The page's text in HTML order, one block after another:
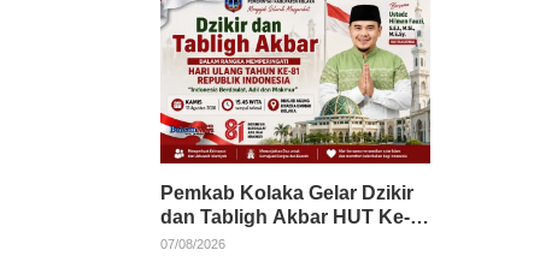
Pemkab Kolaka Gelar Dzikir
dan Tabligh Akbar HUT Ke-
81 RI, Hadirkan Dai Nasional
07/08/2026